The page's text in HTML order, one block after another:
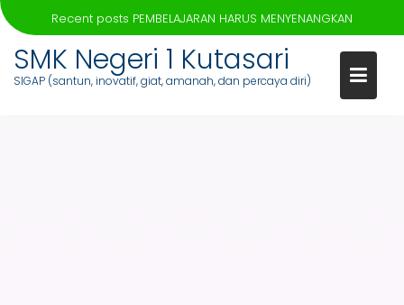
Recent posts PEMBELAJARAN HARUS MENYENANGKAN
SMK Negeri 1 Kutasari
SIGAP (santun, inovatif, giat, amanah, dan percaya diri)